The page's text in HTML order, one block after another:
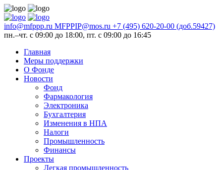
info@mfppp.ru MFPPIP@mos.ru +7 (495) 620-20-00 (доб.59427)
пн.–чт. с 09:00 до 18:00, пт. с 09:00 до 16:45
Главная
Меры поддержки
О Фонде
Новости
Фонд
Фармакология
Электроника
Бухгалтерия
Изменения в НПА
Налоги
Промышленность
Финансы
Проекты
Легкая промышленность